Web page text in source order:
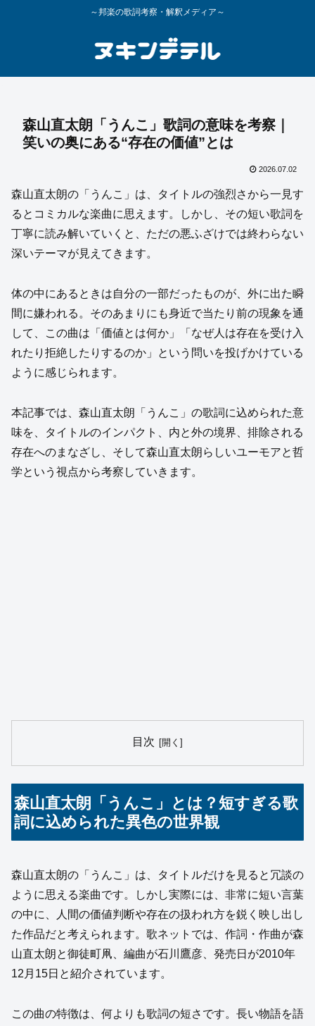
～邦楽の歌詞考察・解釈メディア～
森山直太朗「うんこ」歌詞の意味を考察｜
笑いの奥にある“存在の価値”とは
2026.07.02
森山直太朗の「うんこ」は、タイトルの強烈さから一見す
るとコミカルな楽曲に思えます。しかし、その短い歌詞を
丁寧に読み解いていくと、ただの悪ふざけでは終わらない
深いテーマが見えてきます。
体の中にあるときは自分の一部だったものが、外に出た瞬
間に嫌われる。そのあまりにも身近で当たり前の現象を通
して、この曲は「価値とは何か」「なぜ人は存在を受け入
れたり拒絶したりするのか」という問いを投げかけている
ように感じられます。
本記事では、森山直太朗「うんこ」の歌詞に込められた意
味を、タイトルのインパクト、内と外の境界、排除される
存在へのまなざし、そして森山直太朗らしいユーモアと哲
学という視点から考察していきます。
目次
森山直太朗「うんこ」とは？短すぎる歌
詞に込められた異色の世界観
森山直太朗の「うんこ」は、タイトルだけを見ると冗談の
ように思える楽曲です。しかし実際には、非常に短い言葉
の中に、人間の価値判断や存在の扱われ方を鋭く映し出し
た作品だと考えられます。歌ネットでは、作詞・作曲が森
山直太朗と御徒町凧、編曲が石川鷹彦、発売日が2010年
12月15日と紹介されています。
この曲の特徴は、何よりも歌詞の短さです。長い物語を語